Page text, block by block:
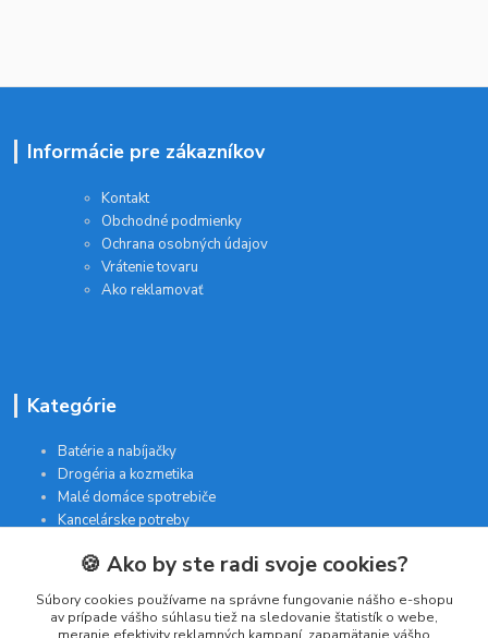
Informácie pre zákazníkov
Kontakt
Obchodné podmienky
Ochrana osobných údajov
Vrátenie tovaru
Ako reklamovať
Kategórie
Batérie a nabíjačky
Drogéria a kozmetika
Malé domáce spotrebiče
Kancelárske potreby
Kontakt
🍪 Ako by ste radi svoje cookies?
Súbory cookies používame na správne fungovanie nášho e-shopu
av prípade vášho súhlasu tiež na sledovanie štatistík o webe,